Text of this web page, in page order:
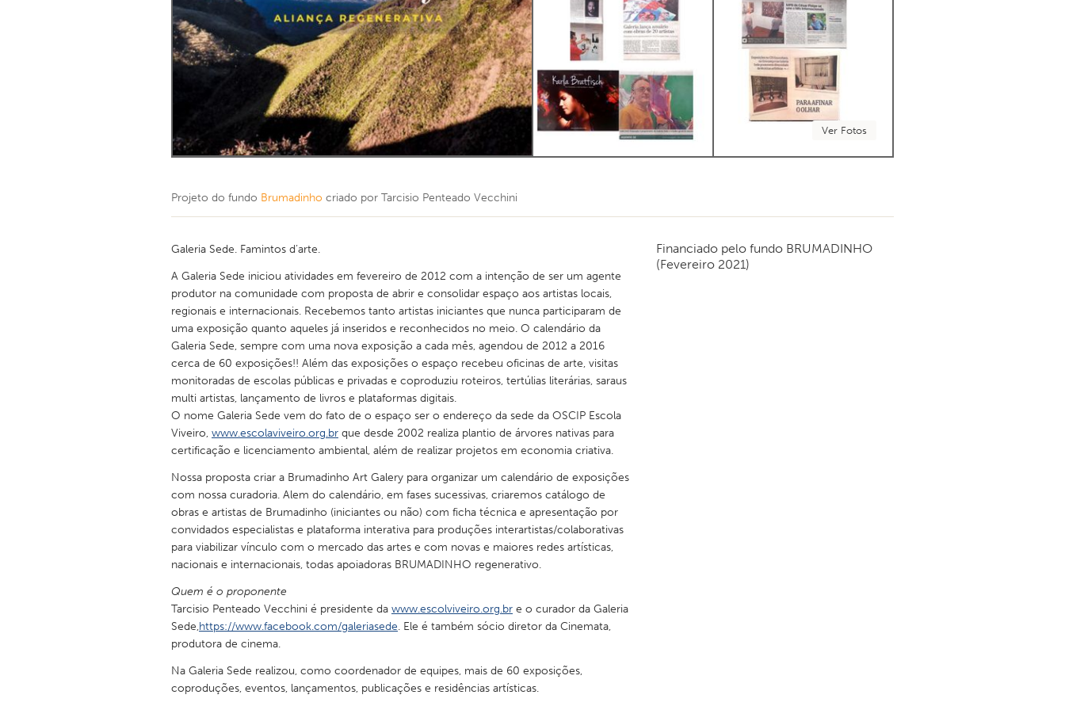
Ver Fotos
Projeto do fundo Brumadinho criado por Tarcisio Penteado Vecchini
Galeria Sede. Famintos d’arte.
A Galeria Sede iniciou atividades em fevereiro de 2012 com a intenção de ser um agente
produtor na comunidade com proposta de abrir e consolidar espaço aos artistas locais,
regionais e internacionais. Recebemos tanto artistas iniciantes que nunca participaram de
uma exposição quanto aqueles já inseridos e reconhecidos no meio. O calendário da
Galeria Sede, sempre com uma nova exposição a cada mês, agendou de 2012 a 2016
cerca de 60 exposições!! Além das exposições o espaço recebeu oficinas de arte, visitas
monitoradas de escolas públicas e privadas e coproduziu roteiros, tertúlias literárias, saraus
multi artistas, lançamento de livros e plataformas digitais.
O nome Galeria Sede vem do fato de o espaço ser o endereço da sede da OSCIP Escola
Viveiro, www.escolaviveiro.org.br que desde 2002 realiza plantio de árvores nativas para
certificação e licenciamento ambiental, além de realizar projetos em economia criativa.
Nossa proposta criar a Brumadinho Art Galery para organizar um calendário de exposições
com nossa curadoria. Alem do calendário, em fases sucessivas, criaremos catálogo de
obras e artistas de Brumadinho (iniciantes ou não) com ficha técnica e apresentação por
convidados especialistas e plataforma interativa para produções interartistas/colaborativas
para viabilizar vínculo com o mercado das artes e com novas e maiores redes artísticas,
nacionais e internacionais, todas apoiadoras BRUMADINHO regenerativo.
Quem é o proponente
Tarcisio Penteado Vecchini é presidente da www.escolviveiro.org.br e o curador da Galeria
Sede,https://www.facebook.com/galeriasede. Ele é também sócio diretor da Cinemata,
produtora de cinema.
Na Galeria Sede realizou, como coordenador de equipes, mais de 60 exposições,
coproduções, eventos, lançamentos, publicações e residências artísticas.
Financiado pelo fundo BRUMADINHO
(Fevereiro 2021)